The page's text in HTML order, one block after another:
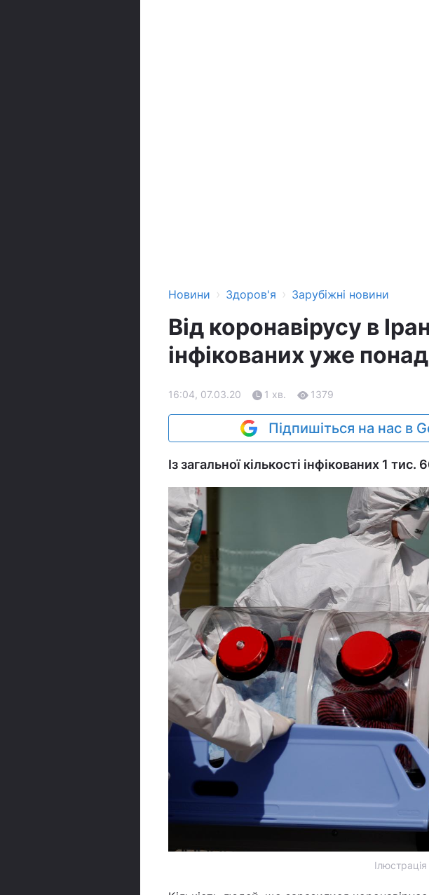
Новини › Здоров'я › Зарубіжні новини
Від коронавірусу в
інфікованих уже
16:04, 07.03.20 1 хв. 1379
Підпишіться на нас в
Із загальної кількості інфікованих 1
Ілюстрація